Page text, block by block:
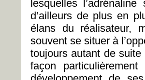
lesquelles
d’ailleurs de plus en
élans du réalisateur,
souvent se situer à
toujours autant de
façon